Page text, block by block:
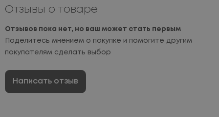
Отзывы о товаре
Отзывов пока нет, но ваш может стать первым
Поделитесь мнением о покупке и помогите другим
покупателям сделать выбор
Написать отзыв